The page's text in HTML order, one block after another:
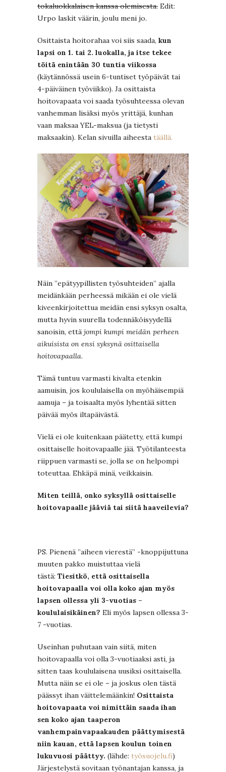
tokaluokkalaisen kanssa olemisesta. Edit:
Urpo laskit väärin, joulu meni jo.
Osittaista hoitorahaa voi siis saada, kun
lapsi on 1. tai 2. luokalla, ja itse tekee
töitä enintään 30 tuntia viikossa
(käytännössä usein 6-tuntiset työpäivät tai
4-päiväinen työviikko). Ja osittaista
hoitovapaata voi saada työsuhteessa olevan
vanhemman lisäksi myös yrittäjä, kunhan
vaan maksaa YEL-maksua (ja tietysti
maksaakin). Kelan sivuilla aiheesta täällä.
Näin ”epätyypillisten työsuhteiden” ajalla
meidänkään perheessä mikään ei ole vielä
kiveenkirjoitettua meidän ensi syksyn osalta,
mutta hyvin suurella todennäköisyydellä
sanoisin, että jompi kumpi meidän perheen
aikuisista on ensi syksynä osittaisella
hoitovapaalla.
Tämä tuntuu varmasti kivalta etenkin
aamuisin, jos koululaisella on myöhäisempiä
aamuja – ja toisaalta myös lyhentää sitten
päivää myös iltapäivästä.
Vielä ei ole kuitenkaan päätetty, että kumpi
osittaiselle hoitovapaalle jää. Työtilanteesta
riippuen varmasti se, jolla se on helpompi
toteuttaa. Ehkäpä minä, veikkaisin.
Miten teillä, onko syksyllä osittaiselle
hoitovapaalle jääviä tai siitä haaveilevia?
PS. Pienenä ”aiheen vierestä” -knoppijuttuna
muuten pakko muistuttaa vielä
tästä: Tiesitkö, että osittaisella
hoitovapaalla voi olla koko ajan myös
lapsen ollessa yli 3-vuotias –
koululaisikäinen? Eli myös lapsen ollessa 3-
7 -vuotias.
Useinhan puhutaan vain siitä, miten
hoitovapaalla voi olla 3-vuotiaaksi asti, ja
sitten taas koululaisena uusiksi osittaisella.
Mutta näin se ei ole – ja joskus olen tästä
päässyt ihan väittelemäänkin! Osittaista
hoitovapaata voi nimittäin saada ihan
sen koko ajan taaperon
vanhempainvapaakauden päättymisestä
niin kauan, että lapsen koulun toinen
lukuvuosi päättyy. (lähde: työsuojelu.fi)
Järjestelystä sovitaan työnantajan kanssa, ja